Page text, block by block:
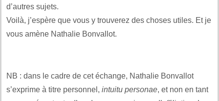
d’autres sujets.
Voilà, j’espère que vous y trouverez des choses utiles. Et je
vous amène Nathalie Bonvallot.
NB : dans le cadre de cet échange, Nathalie Bonvallot
s’exprime à titre personnel, intuitu personae, et non en tant